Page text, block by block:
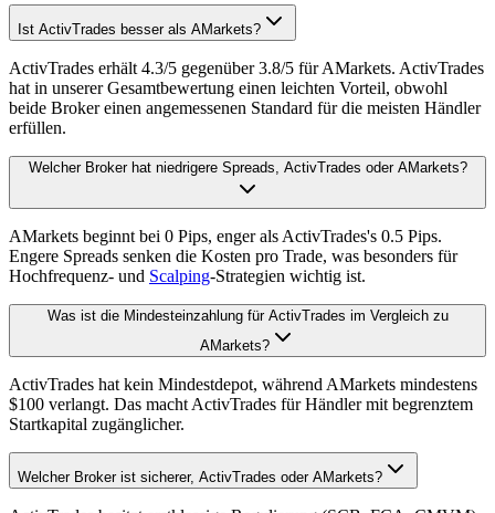
Ist ActivTrades besser als AMarkets?
ActivTrades erhält 4.3/5 gegenüber 3.8/5 für AMarkets. ActivTrades
hat in unserer Gesamtbewertung einen leichten Vorteil, obwohl
beide Broker einen angemessenen Standard für die meisten Händler
erfüllen.
Welcher Broker hat niedrigere Spreads, ActivTrades oder AMarkets?
AMarkets beginnt bei 0 Pips, enger als ActivTrades's 0.5 Pips.
Engere Spreads senken die Kosten pro Trade, was besonders für
Hochfrequenz- und Scalping-Strategien wichtig ist.
Was ist die Mindesteinzahlung für ActivTrades im Vergleich zu
AMarkets?
ActivTrades hat kein Mindestdepot, während AMarkets mindestens
$100 verlangt. Das macht ActivTrades für Händler mit begrenztem
Startkapital zugänglicher.
Welcher Broker ist sicherer, ActivTrades oder AMarkets?